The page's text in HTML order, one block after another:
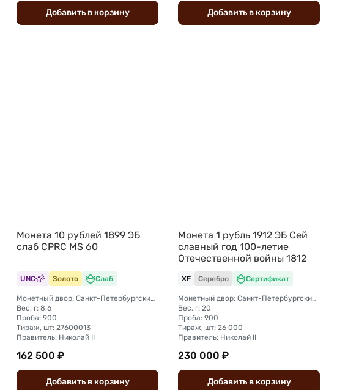
Добавить вкорзину Добавить вкорзину
Монета 10 рублей 1899 ЭБ
слаб CPRC MS 60
UNC Золото Слаб
Монетный двор: Санкт-Петербургский монетный двор
Вес, г: 8,6
Проба: 900
Тираж, шт: 27600013
Правитель: Николай II
162 500 ₽
Добавить вкорзину
Монета 1 рубль 1912 ЭБ Сей
славный год 100-летие
Отечественной войны 1812
XF Серебро Сертификат
Монетный двор: Санкт-Петербургский монетный двор
Вес, г: 20
Проба: 900
Тираж, шт: 26 000
Правитель: Николай II
230 000 ₽
Добавить вкорзину